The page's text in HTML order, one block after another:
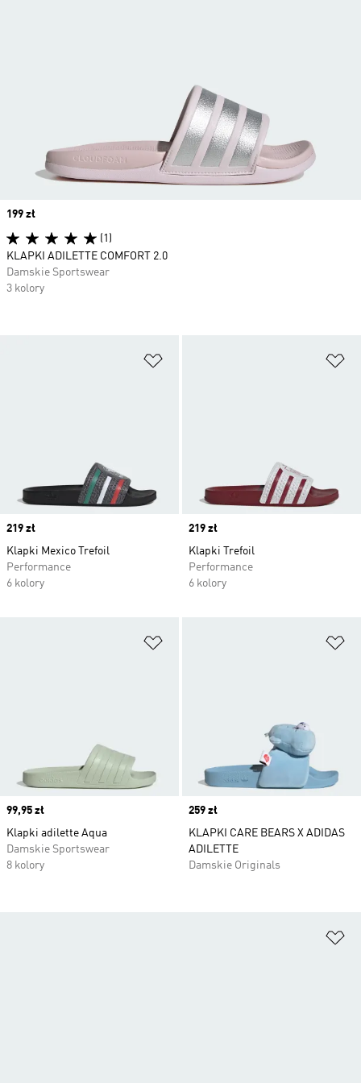
Price
219 zł
Klapki Mexico Trefoil
Performance
6 kolory
Price
219 zł
Klapki Trefoil
Performance
6 kolory
Price
99,95 zł
Klapki adilette Aqua
Damskie Sportswear
8 kolory
Price
259 zł
KLAPKI CARE BEARS X ADIDAS
ADILETTE
Damskie Originals
Price
199 zł
(1)
KLAPKI ADILETTE COMFORT 2.0
Damskie Sportswear
3 kolory